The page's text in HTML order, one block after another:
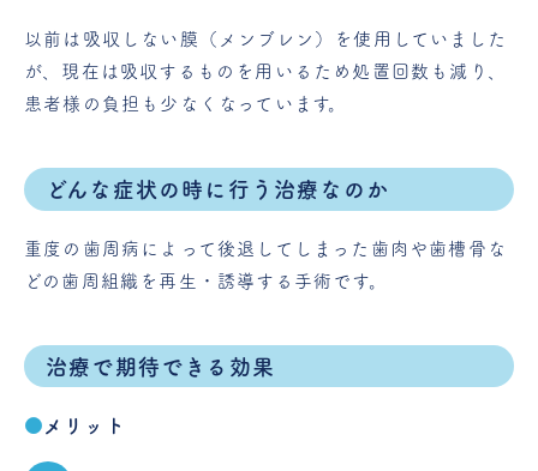
以前は吸収しない膜（メンブレン）を使用していました
が、現在は吸収するものを用いるため処置回数も減り、
患者様の負担も少なくなっています。
どんな症状の時に行う治療なのか
重度の歯周病によって後退してしまった歯肉や歯槽骨な
どの歯周組織を再生・誘導する手術です。
治療で期待できる効果
メリット